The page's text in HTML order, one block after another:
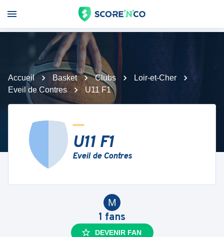
Accueil Basket Clubs
Loir-et-Cher
Eveil de Contres
U11 F1
U11 F1
Eveil de Contres
M
1 fans
DEVENIR FAN